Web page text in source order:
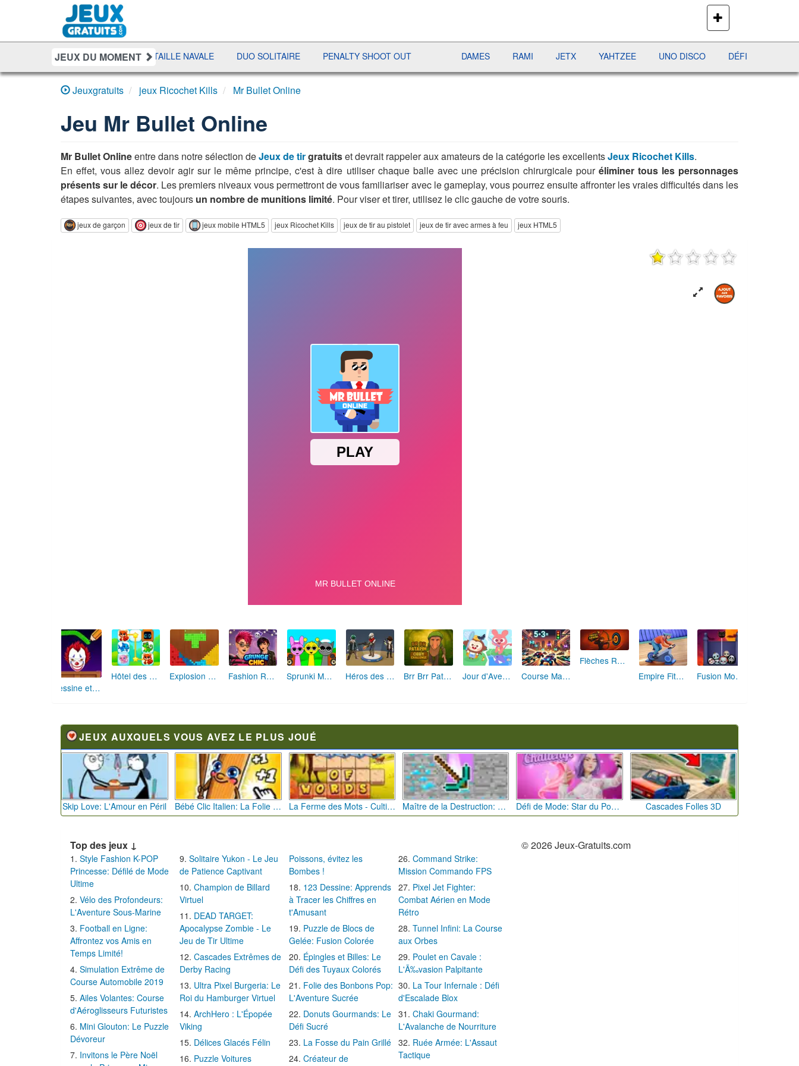
PLUS
DE
JEUX
JEUX DU MOMENT
SHERIFF POKER BATAILLE NAVALE DUO SOLITAIRE PENALTY SHOOT OUT DAMES RAMI JETX YAHTZEE UNO DISCO DÉFI MAHJONG
Jeuxgratuits jeux Ricochet Kills Mr Bullet Online
Jeu Mr Bullet Online
Mr Bullet Onlineentre dans notre sélection deJeux de tirgratuitset devrait rappeler aux amateurs de la catégorie les excellentsJeux Ricochet Kills.
En effet, vous allez devoir agir sur le même principe, c'est à dire utiliser chaque balle avec une précision chirurgicale pour éliminer tous les personnages
présents sur le décor. Les premiers niveaux vous permettront de vous familiariser avec le gameplay, vous pourrez ensuite affronter les vraies difficultés dans les
étapes suivantes, avec toujours un nombre de munitions limité. Pour viser et tirer, utilisez le clic gauche de votre souris.
jeux de garçon jeux de tir jeux mobile HTML5 jeux Ricochet Kills jeux de tir au pistolet jeux de tir avec armes à feu jeux HTML5
Dessine et Écrase : Le Jeu des Monstres
Hôtel des Animaux de Rêve Explosion de Blocs de Sable Fashion Rebelle: Style Grunge Chic Sprunki Monster: Rythmes Musicaux Monstres Héros des Terres Hostiles Brr Brr Patapim: Le Défi Parkour Délirant Jour d'Aventure: Puzzles en Plein Air Course Mathématique: La Vitesse par les Chiffres
Flèches Rusées 2 : Visez Juste et Défiez la Rotation!
Empire Fitness - Simulateur de Salle de Sport
Fusion Monstrueuse d'Halloween
JEUX AUXQUELS VOUS AVEZ LE PLUS JOUÉ
Skip Love: L'Amour en Péril Bébé Clic Italien: La Folie des Petits Bambins La Ferme des Mots - Cultivez votre Vocabulaire Maître de la Destruction: Fusion de Pioches Défi de Mode: Star du Podium Cascades Folles 3D
Top des jeux ↓
Style Fashion K-POP
Princesse: Défilé de Mode
Ultime
Vélo des Profondeurs:
L'Aventure Sous-Marine
Football en Ligne:
Affrontez vos Amis en
Temps Limité!
Simulation Extrême de
Course Automobile 2019
Ailes Volantes: Course
d'Aéroglisseurs Futuristes
Mini Glouton: Le Puzzle
Dévoreur
Invitons le Père Noël
Solitaire Yukon - Le Jeu
de Patience Captivant
Champion de Billard
Virtuel
DEAD TARGET:
Apocalypse Zombie - Le
Jeu de Tir Ultime
Cascades Extrêmes de
Derby Racing
Ultra Pixel Burgeria: Le
Roi du Hamburger Virtuel
ArchHero : L'Épopée
Viking
Délices Glacés Félin
Puzzle Voitures
Poissons, évitez les
Bombes !
123 Dessine: Apprends
à Tracer les Chiffres en
t'Amusant
Puzzle de Blocs de
Gelée: Fusion Colorée
Épingles et Billes: Le
Défi des Tuyaux Colorés
Folie des Bonbons Pop:
L'Aventure Sucrée
Donuts Gourmands: Le
Défi Sucré
La Fosse du Pain Grillé
Créateur de
Command Strike:
Mission Commando FPS
Pixel Jet Fighter:
Combat Aérien en Mode
Rétro
Tunnel Infini: La Course
aux Orbes
Poulet en Cavale :
L'Ã‰vasion Palpitante
La Tour Infernale : Défi
d'Escalade Blox
Chaki Gourmand:
L'Avalanche de Nourriture
Ruée Armée: L'Assaut
Tactique
© 2026 Jeux-Gratuits.com